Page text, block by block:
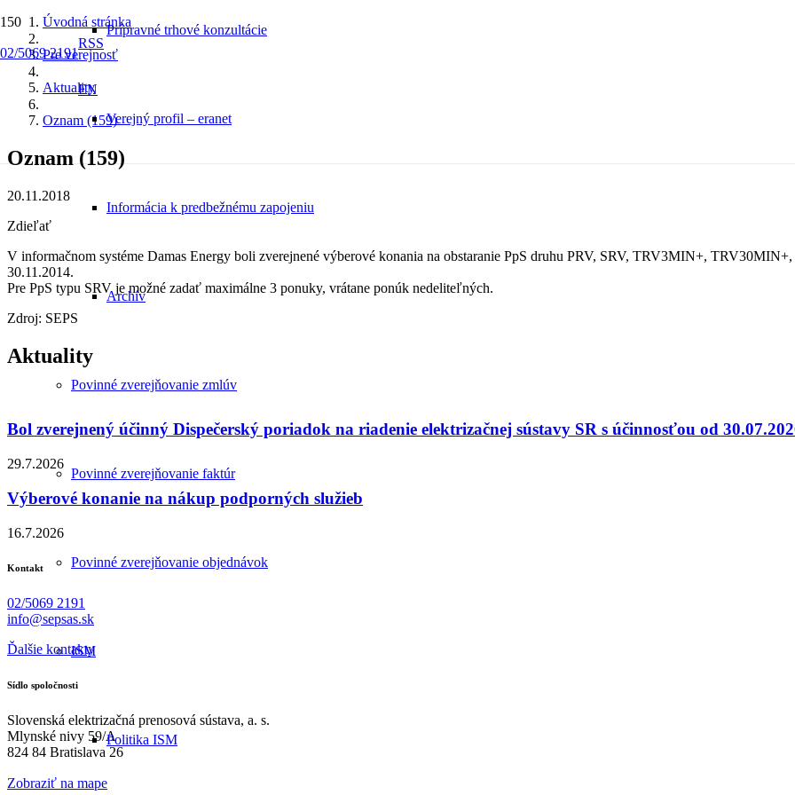
02/5069 2191
RSS
EN
Prípravné trhové konzultácie
Verejný profil – eranet
Informácia k predbežnému zapojeniu
Archív
Povinné zverejňovanie zmlúv
Povinné zverejňovanie faktúr
Povinné zverejňovanie objednávok
ISM
Politika ISM
Úvodná stránka
Pre verejnosť
Aktuality
Oznam (159)
Oznam (159)
20.11.2018
Zdieľať
V informačnom systéme Damas Energy boli zverejnené výberové konania na obstaranie PpS druhu PRV, SRV, TRV3MIN+,
30.11.2014.
Pre PpS typu SRV je možné zadať maximálne 3 ponuky, vrátane ponúk nedeliteľných.
Zdroj: SEPS
Aktuality
Bol zverejnený účinný Dispečerský poriadok na riadenie elektrizačnej sústavy SR s účinnosťou od
29.7.2026
Výberové konanie na nákup podporných služieb
16.7.2026
Kontakt
02/5069 2191
info@sepsas.sk
Ďalšie kontakty
Sídlo spoločnosti
Slovenská elektrizačná prenosová sústava, a. s.
Mlynské nivy 59/A
824 84 Bratislava 26
Zobraziť na mape